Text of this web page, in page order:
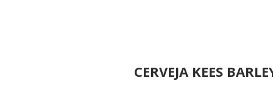
CERVEJA KEES